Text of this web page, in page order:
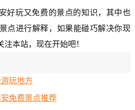
好玩又免费的景点的知识，其中也
点进行解释，如果能碰巧解决你现
本站，现在开始吧！
玩地方
免费景点推荐